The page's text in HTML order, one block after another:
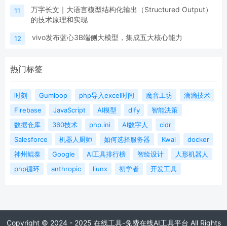
11
万字长文｜大语言模型结构化输出（Structured Output）
的技术原理和实现
12 vivo发布蓝心3B端侧大模型，集成五大核心能力
热门标签
时刻 Gumloop php导入excel时间 魔音工坊
滴滴技术
Firebase
JavaScript AI模型 dify
智能决策
数据仓库
360技术 php.ini AI数字人
cidr
Salesforce
机器人厨师 如何选择服务器 Kwai
docker
神州鲲泰
Google AI工具排行榜 智绘设计
人形机器人
php循环
anthropic liunx 初学者 开发工具
Copyright © 2024 - 2025 在线工具-免费在线AI工具平台 All Rights